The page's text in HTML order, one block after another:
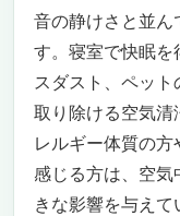
音の静けさと並ん
す。寝室で快眠を
スダスト、ペット
取り除ける空気清
レルギー体質の
感じる方は、空気
きな影響を与えて